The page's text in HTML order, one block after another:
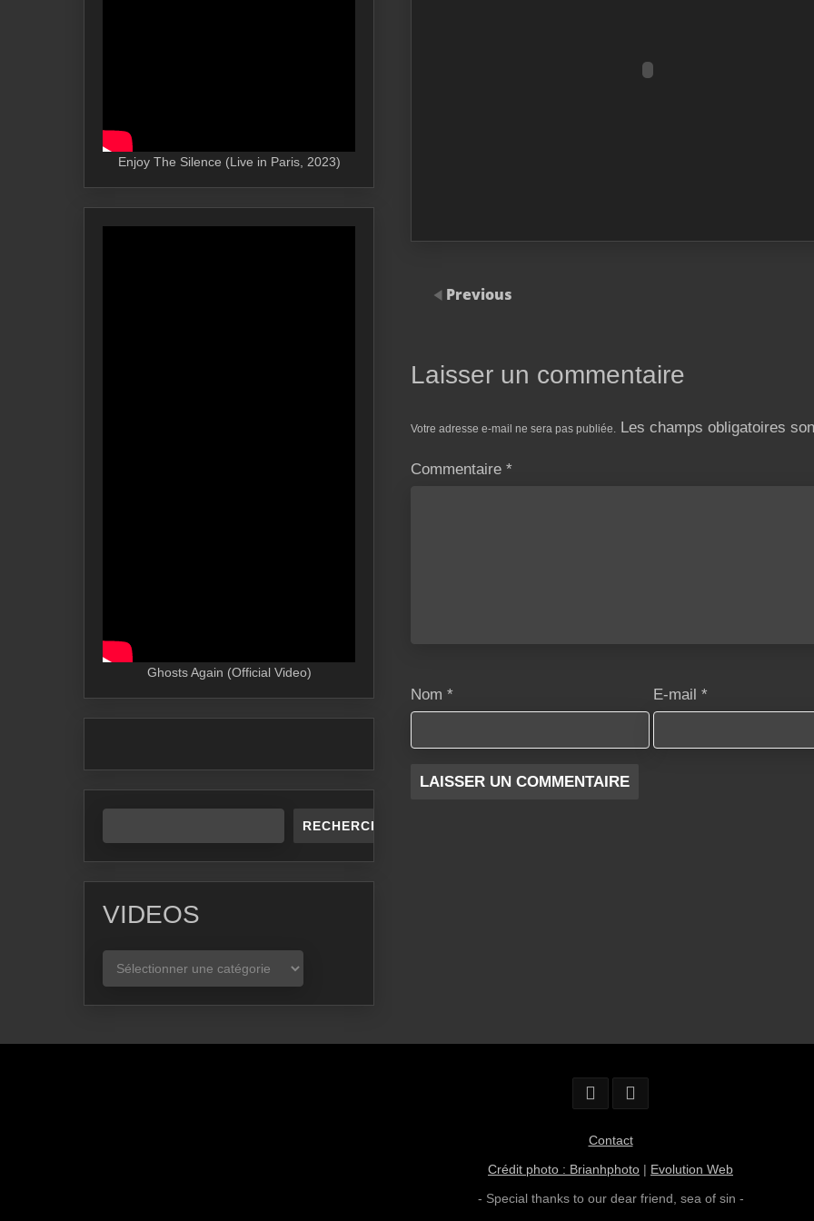
Previous
Laisser un commentaire
Votre adresse e-mail ne sera pas publiée. Les champs obligatoires
Commentaire *
Nom * E-mail*
Enjoy The Silence (Live in Paris, 2023)
Ghosts Again (Official Video)
RECHERCHER
VIDEOS
VIDEOS
Contact
Crédit photo : Brianhphoto | Evolution Web
- Special thanks to our dear friend, sea of sin -